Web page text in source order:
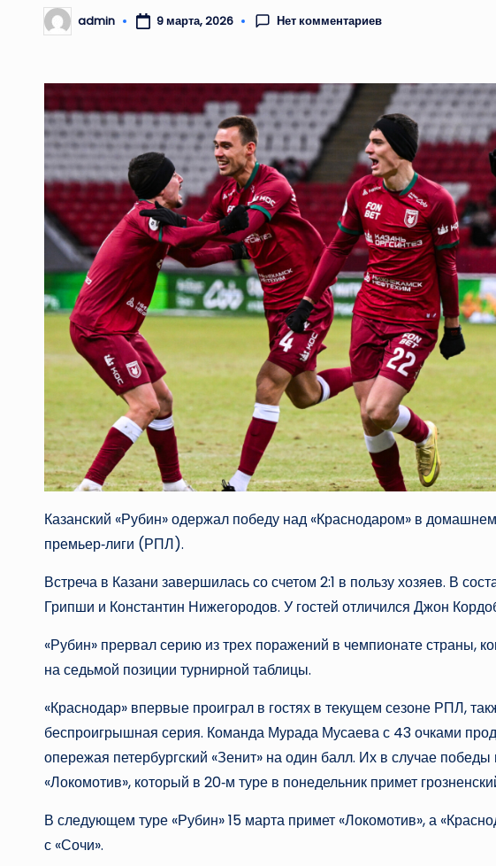
Запись
от
admin 9 марта, 2026 Нет комментариев
Казанский «Рубин» одержал победу над «Краснодаром» в
премьер‑лиги (РПЛ).
Встреча в Казани завершилась со счетом 2:1 в пользу хозяев. В
Грипши и Константин Нижегородов. У гостей отличился Джон
«Рубин» прервал серию из трех поражений в чемпионате страны,
на седьмой позиции турнирной таблицы.
«Краснодар» впервые проиграл в гостях в текущем сезоне РПЛ,
беспроигрышная серия. Команда Мурада Мусаева с 43 очками
опережая петербургский «Зенит» на один балл. Их в случае
«Локомотив», который в 20‑м туре в понедельник примет
В следующем туре «Рубин» 15 марта примет «Локомотив», а
с «Сочи».